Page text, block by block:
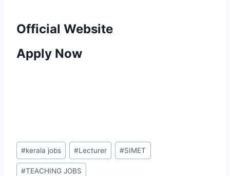
Official Website
Apply Now
Post
Tags:
#kerala jobs #Lecturer #SIMET
#TEACHING JOBS